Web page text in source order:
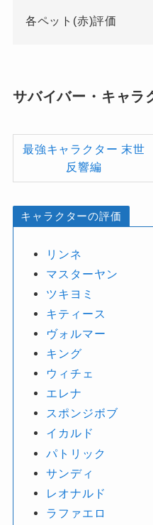
各ペット(赤)評価
サバイバー・キャラ
最強キャラクター 末世
反響編
キャラクターの評価
リンネ
マスターヤン
ツキヨミ
キティース
ヴォルマー
キング
ウィチェ
エレナ
スポンジボブ
イカルド
パトリック
サンディ
レオナルド
ラファエロ